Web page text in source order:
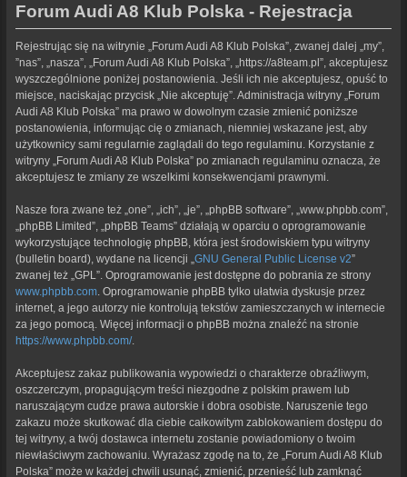
Forum Audi A8 Klub Polska - Rejestracja
Rejestrując się na witrynie „Forum Audi A8 Klub Polska”, zwanej dalej „my”,
”nas”, „nasza”, „Forum Audi A8 Klub Polska”, „https://a8team.pl”, akceptujesz
wyszczególnione poniżej postanowienia. Jeśli ich nie akceptujesz, opuść to
miejsce, naciskając przycisk „Nie akceptuję”. Administracja witryny „Forum
Audi A8 Klub Polska” ma prawo w dowolnym czasie zmienić poniższe
postanowienia, informując cię o zmianach, niemniej wskazane jest, aby
użytkownicy sami regularnie zaglądali do tego regulaminu. Korzystanie z
witryny „Forum Audi A8 Klub Polska” po zmianach regulaminu oznacza, że
akceptujesz te zmiany ze wszelkimi konsekwencjami prawnymi.
Nasze fora zwane też „one”, „ich”, „je”, „phpBB software”, „www.phpbb.com”,
„phpBB Limited”, „phpBB Teams” działają w oparciu o oprogramowanie
wykorzystujące technologię phpBB, która jest środowiskiem typu witryny
(bulletin board), wydane na licencji „ GNU General Public License v2”
zwanej też „GPL”. Oprogramowanie jest dostępne do pobrania ze strony
www.phpbb.com . Oprogramowanie phpBB tylko ułatwia dyskusje przez
internet, a jego autorzy nie kontrolują tekstów zamieszczanych w internecie
za jego pomocą. Więcej informacji o phpBB można znaleźć na stronie
https://www.phpbb.com/.
Akceptujesz zakaz publikowania wypowiedzi o charakterze obraźliwym,
oszczerczym, propagującym treści niezgodne z polskim prawem lub
naruszającym cudze prawa autorskie i dobra osobiste. Naruszenie tego
zakazu może skutkować dla ciebie całkowitym zablokowaniem dostępu do
tej witryny, a twój dostawca internetu zostanie powiadomiony o twoim
niewłaściwym zachowaniu. Wyrażasz zgodę na to, że „Forum Audi A8 Klub
Polska” może w każdej chwili usunąć, zmienić, przenieść lub zamknąć